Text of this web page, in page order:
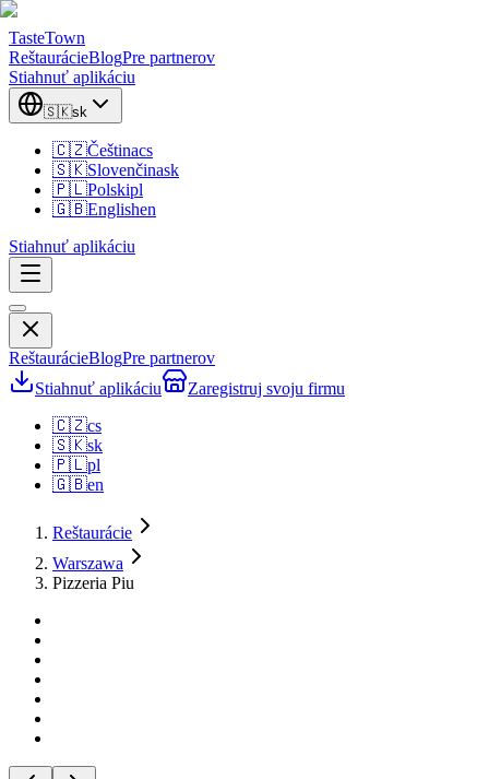
TasteTown
ReštaurácieBlogPre partnerov
Stiahnuť aplikáciu
🇸🇰sk
🇨🇿Češtinacs
🇸🇰Slovenčinask
🇵🇱Polskipl
🇬🇧Englishen
Stiahnuť aplikáciu
ReštaurácieBlogPre partnerov
Stiahnuť aplikáciu
Zaregistruj svoju firmu
🇨🇿cs
🇸🇰sk
🇵🇱pl
🇬🇧en
Reštaurácie
Warszawa
Pizzeria Piu